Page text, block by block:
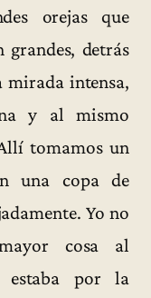
orejas que
grandes, detrás
mirada intensa,
y al mismo
tomamos un
una copa de
Yo no
cosa al
estaba por la